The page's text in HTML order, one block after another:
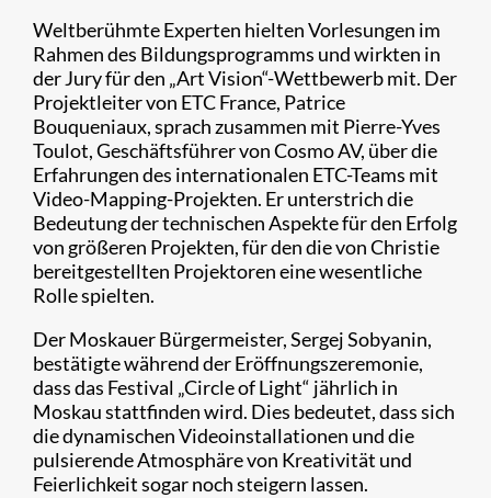
Weltberühmte Experten hielten Vorlesungen im
Rahmen des Bildungsprogramms und wirkten in
der Jury für den „Art Vision“-Wettbewerb mit. Der
Projektleiter von ETC France, Patrice
Bouqueniaux, sprach zusammen mit Pierre-Yves
Toulot, Geschäftsführer von Cosmo AV, über die
Erfahrungen des internationalen ETC-Teams mit
Video-Mapping-Projekten. Er unterstrich die
Bedeutung der technischen Aspekte für den Erfolg
von größeren Projekten, für den die von Christie
bereitgestellten Projektoren eine wesentliche
Rolle spielten.
Der Moskauer Bürgermeister, Sergej Sobyanin,
bestätigte während der Eröffnungszeremonie,
dass das Festival „Circle of Light“ jährlich in
Moskau stattfinden wird. Dies bedeutet, dass sich
die dynamischen Videoinstallationen und die
pulsierende Atmosphäre von Kreativität und
Feierlichkeit sogar noch steigern lassen.